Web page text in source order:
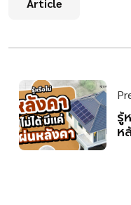
Article
รู้
ห